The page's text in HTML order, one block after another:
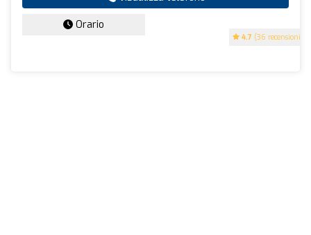
4.7 (36 recensioni)
Orario